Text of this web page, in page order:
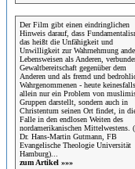
Der Film gibt einen eindringlichen
Hinweis darauf, dass
das heißt die Unfähigkeit und
Unwilligkeit zur Wahrnehmung
Lebensweisen als Anderen,
Gewaltbereitschaft gegenüber dem
Anderen und als fremd und
Wahrgenommenen - heute keinesfalls
allein nur ein Problem von
Gruppen darstellt, sondern auch in
Christentum seinen Ort findet, in
Falle in den endlosen Weiten des
nordamerikanischen Mittelwestens.
Dr. Hans-Martin Gutmann, FB
Evangelische Theologie Universität
Hamburg)...
zum Artikel »»»